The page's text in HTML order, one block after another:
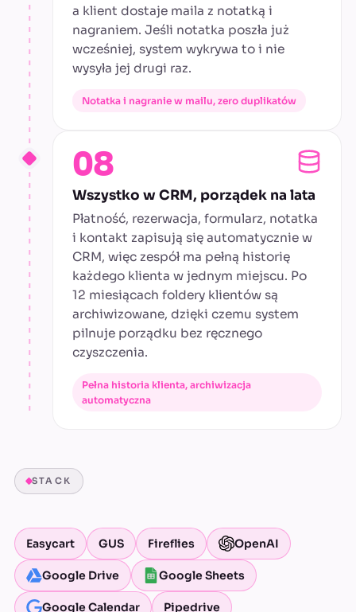
a klient dostaje maila z notatką i
nagraniem. Jeśli notatka poszła już
wcześniej, system wykrywa to i nie
wysyła jej drugi raz.
Notatka i nagranie w mailu, zero duplikatów
08
Wszystko w CRM, porządek na lata
Płatność, rezerwacja, formularz, notatka
i kontakt zapisują się automatycznie w
CRM, więc zespół ma pełną historię
każdego klienta w jednym miejscu. Po
12 miesiącach foldery klientów są
archiwizowane, dzięki czemu system
pilnuje porządku bez ręcznego
czyszczenia.
Pełna historia klienta, archiwizacja
automatyczna
STACK
Easycart GUS Fireflies OpenAI
Google Drive Google Sheets
Google Calendar Pipedrive